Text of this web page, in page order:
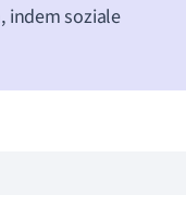
indem soziale